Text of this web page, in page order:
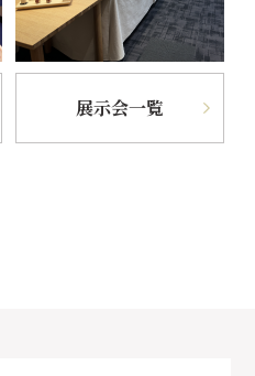
展示会一覧